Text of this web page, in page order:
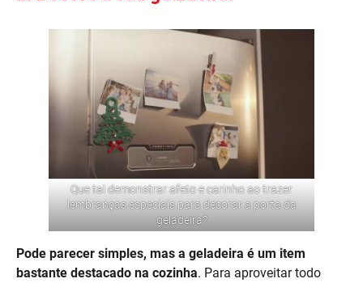
Que tal demonstrar afeto e carinho ao trazer
lembranças especiais para decorar a porta da
geladeira?
Pode parecer simples, mas a geladeira é um item
bastante destacado na cozinha. Para aproveitar todo